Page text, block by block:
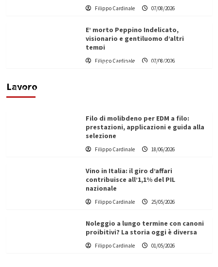
Filippo Cardinale 07/08/2026
E’ morto Peppino Indelicato,
visionario e gentiluomo d’altri
tempi
Filippo Cardinale 07/08/2026
Lavoro
L’ingegnere saccense Buscarnera partner chiave
di un progetto transnazionale per la transizione
Filippo Cardinale
Filo di molibdeno per EDM a filo:
prestazioni, applicazioni e guida alla
selezione
Filippo Cardinale 18/06/2026
Vino in Italia: il giro d’affari
contribuisce all’1,1% del PIL
nazionale
Filippo Cardinale 25/05/2026
Noleggio a lungo termine con canoni
proibitivi? La storia oggi è diversa
Filippo Cardinale 01/05/2026